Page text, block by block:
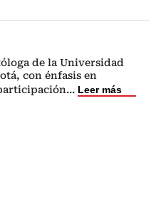
de la Universidad
con énfasis en
... Leer más